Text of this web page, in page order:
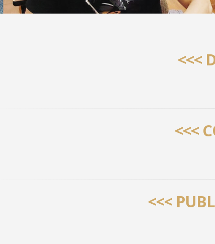
<<<
<<<
<<<